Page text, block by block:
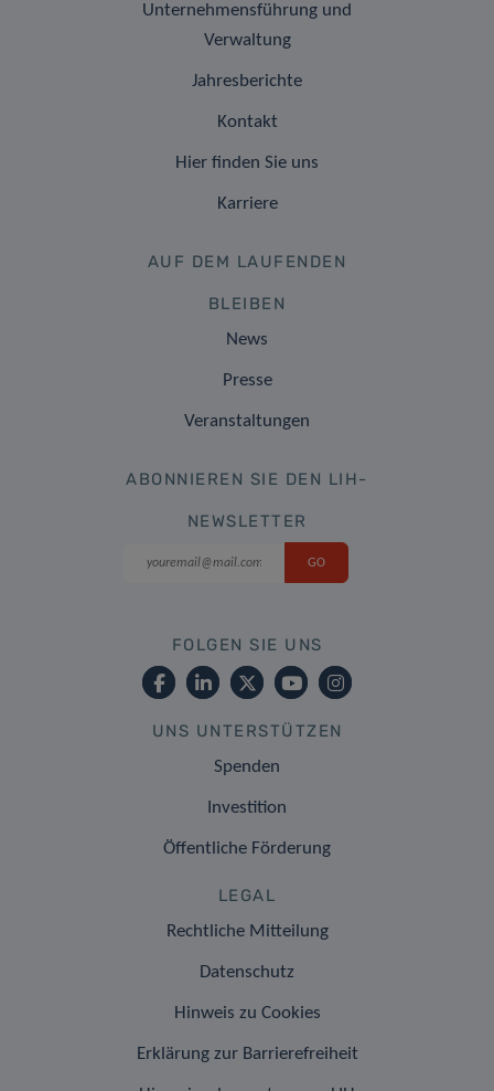
Unternehmensführung und
Verwaltung
Jahresberichte
Kontakt
Hier finden Sie uns
Karriere
AUF DEM LAUFENDEN
BLEIBEN
News
Presse
Veranstaltungen
ABONNIEREN SIE DEN LIH-
NEWSLETTER
FOLGEN SIE UNS
UNS UNTERSTÜTZEN
Spenden
Investition
Öffentliche Förderung
LEGAL
Rechtliche Mitteilung
Datenschutz
Hinweis zu Cookies
Erklärung zur Barrierefreiheit